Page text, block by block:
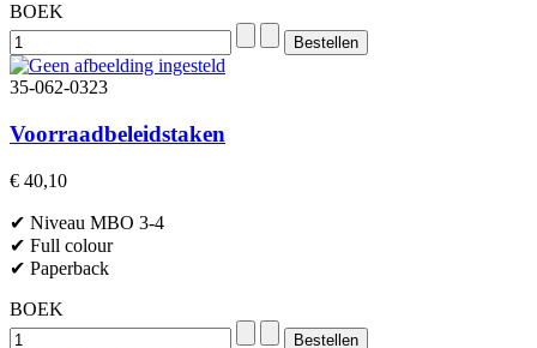
BOEK
35-062-0323
Voorraadbeleidstaken
€ 40,10
✔ Niveau MBO 3-4
✔ Full colour
✔ Paperback
BOEK